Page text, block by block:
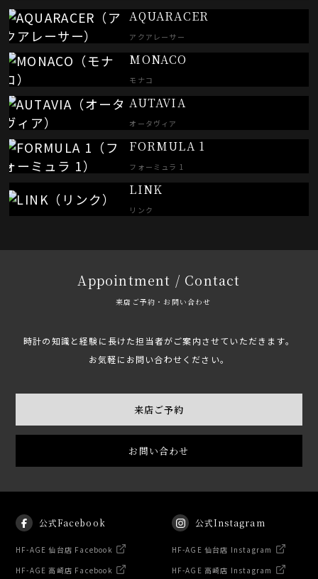
AQUARACER
アクアレーサー
MONACO
モナコ
AUTAVIA
オータヴィア
FORMULA 1
フォーミュラ 1
LINK
リンク
Appointment / Contact
来店ご予約・お問い合わせ
時計の知識と経験に長けた担当者がご案内させていただきます。
お気軽にお問い合わせください。
来店ご予約
お問い合わせ
公式Facebook
HF-AGE 仙台店 Facebook
HF-AGE 高崎店 Facebook
公式Instagram
HF-AGE 仙台店 Instagram
HF-AGE 高崎店 Instagram